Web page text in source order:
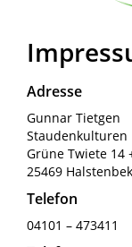
Adresse
Gunnar Tietgen
Staudenkulturen
Grüne Twiete 14
25469 Halstenbek
Telefon
04101 – 473411